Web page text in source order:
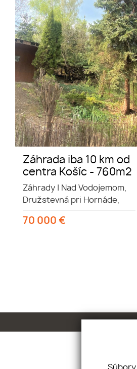
Záhrada iba 10 km od centra
Košíc - 760m2
Záhrada iba 10 km od
centra Košíc - 760m2
Záhrady
Nad Vodojemom,
Družstevná pri Hornáde,
70 000 €